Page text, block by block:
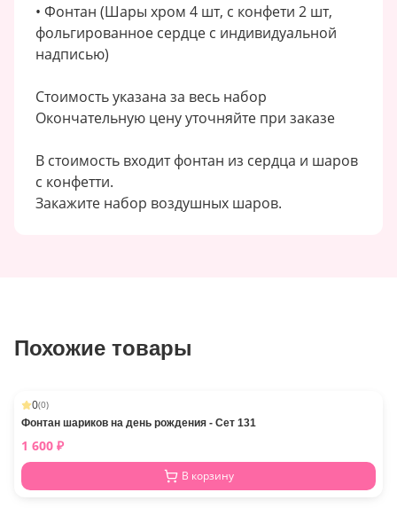
• Фонтан (Шары хром 4 шт, с конфети 2 шт,
фольгированное сердце с индивидуальной
надписью)
Стоимость указана за весь набор
Окончательную цену уточняйте при заказе
В стоимость входит фонтан из сердца и шаров
с конфетти.
Закажите набор воздушных шаров.
Похожие товары
0(0)
Фонтан шариков на день рождения - Сет 131
1 600 ₽
В корзину